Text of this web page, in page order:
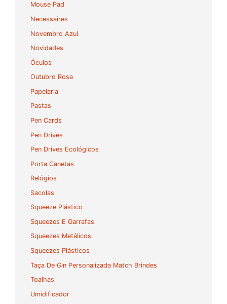
Mouse Pad
Necessaires
Novembro Azul
Novidades
Óculos
Outubro Rosa
Papelaria
Pastas
Pen Cards
Pen Drives
Pen Drives Ecológicos
Porta Canetas
Relógios
Sacolas
Squeeze Plástico
Squeezes E Garrafas
Squeezes Metálicos
Squeezes Plásticos
Taça De Gin Personalizada Match Brindes
Toalhas
Umidificador